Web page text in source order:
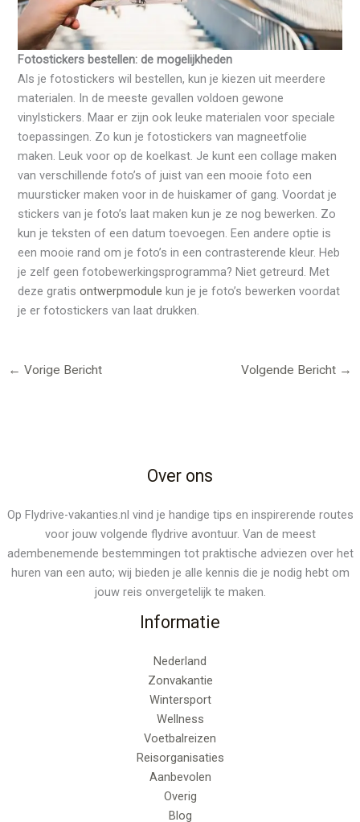
Fotostickers bestellen: de mogelijkheden
Als je fotostickers wil bestellen, kun je kiezen uit meerdere
materialen. In de meeste gevallen voldoen gewone
vinylstickers. Maar er zijn ook leuke materialen voor speciale
toepassingen. Zo kun je fotostickers van magneetfolie
maken. Leuk voor op de koelkast. Je kunt een collage maken
van verschillende foto’s of juist van een mooie foto een
muursticker maken voor in de huiskamer of gang. Voordat je
stickers van je foto’s laat maken kun je ze nog bewerken. Zo
kun je teksten of een datum toevoegen. Een andere optie is
een mooie rand om je foto’s in een contrasterende kleur. Heb
je zelf geen fotobewerkingsprogramma? Niet getreurd. Met
deze gratisontwerpmodule kun je je foto’s bewerken voordat
je er fotostickers van laat drukken.
← Vorige Bericht Volgende Bericht →
Over ons
Op Flydrive-vakanties.nl vind je handige tips en inspirerende routes
voor jouw volgende flydrive avontuur. Van de meest
adembenemende bestemmingen tot praktische adviezen over het
huren van een auto; wij bieden je alle kennis die je nodig hebt om
jouw reis onvergetelijk te maken.
Informatie
Nederland
Zonvakantie
Wintersport
Wellness
Voetbalreizen
Reisorganisaties
Aanbevolen
Overig
Blog